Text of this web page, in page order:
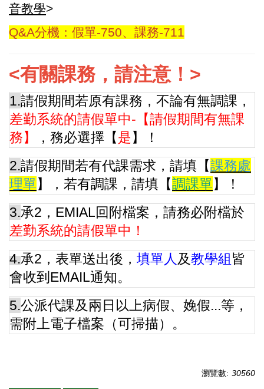
音教學>
Q&A分機：假單-750、課務-711
<有關課務，請注意！>
1.請假期間若原有課務，不論有無調課，
差勤系統的請假單中-【請假期間有無課
務】
，務必選擇【是】！
2.請假期間若有代課需求，請填【課務處
理單】，若有調課，請填【調課單】！
3.承2，EMIAL回附檔案，請務必附檔於
差勤系統的請假單中！
4.承2 ，表單送出後， 填單人 及教學組皆
會收到EMAIL通知。
5.公派代課及兩日以上病假、娩假...等，
需附上電子檔案（可掃描）。
瀏覽數: 30560